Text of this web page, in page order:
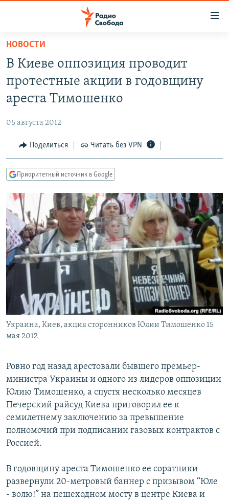
упрощенного
доступа
основному
Вернутся
Вернутся
поиску
АВТОРСКИЕ ПРОЕКТЫ
МНЕНИЯ
КУЛЬТУРА
КАВКАЗ.РЕАЛИИ
СЕВЕР.РЕАЛИИ
СИБИРЬ.РЕАЛИИ
РАСПИСАНИЕ ВЕЩАНИЯ
ПОДПИШИТЕСЬ НА РАССЫЛКУ
СОЦИАЛЬНЫЕ СЕТИ
НОВОСТИ
В Киеве оппозиция проводит
протестные акции в годовщину
ареста Тимошенко
05 августа 2012
Поделиться Читать без VPN
Приоритетный источник в Google
Украина, Киев, акция сторонников Юлии Тимошенко 15
мая 2012
Ровно год назад арестовали бывшего премьер-
министра Украины и одного из лидеров оппозиции
Юлию Тимошенко, а спустя несколько месяцев
Печерский райсуд Киева приговорил ее к
семилетнему заключению за превышение
полномочий при подписании газовых контрактов с
Россией.
В годовщину ареста Тимошенко ее соратники
развернули 20-метровый баннер с призывом “Юле
- волю!” на пешеходном мосту в центре Киева и